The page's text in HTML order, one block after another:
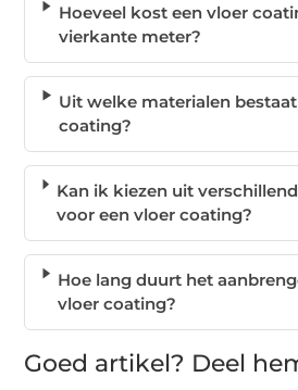
Hoeveel kost een vloer
vierkante meter?
Uit welke materialen
coating?
Kan ik kiezen uit
voor een vloer coating?
Hoe lang duurt het
vloer coating?
Goed artikel? Deel